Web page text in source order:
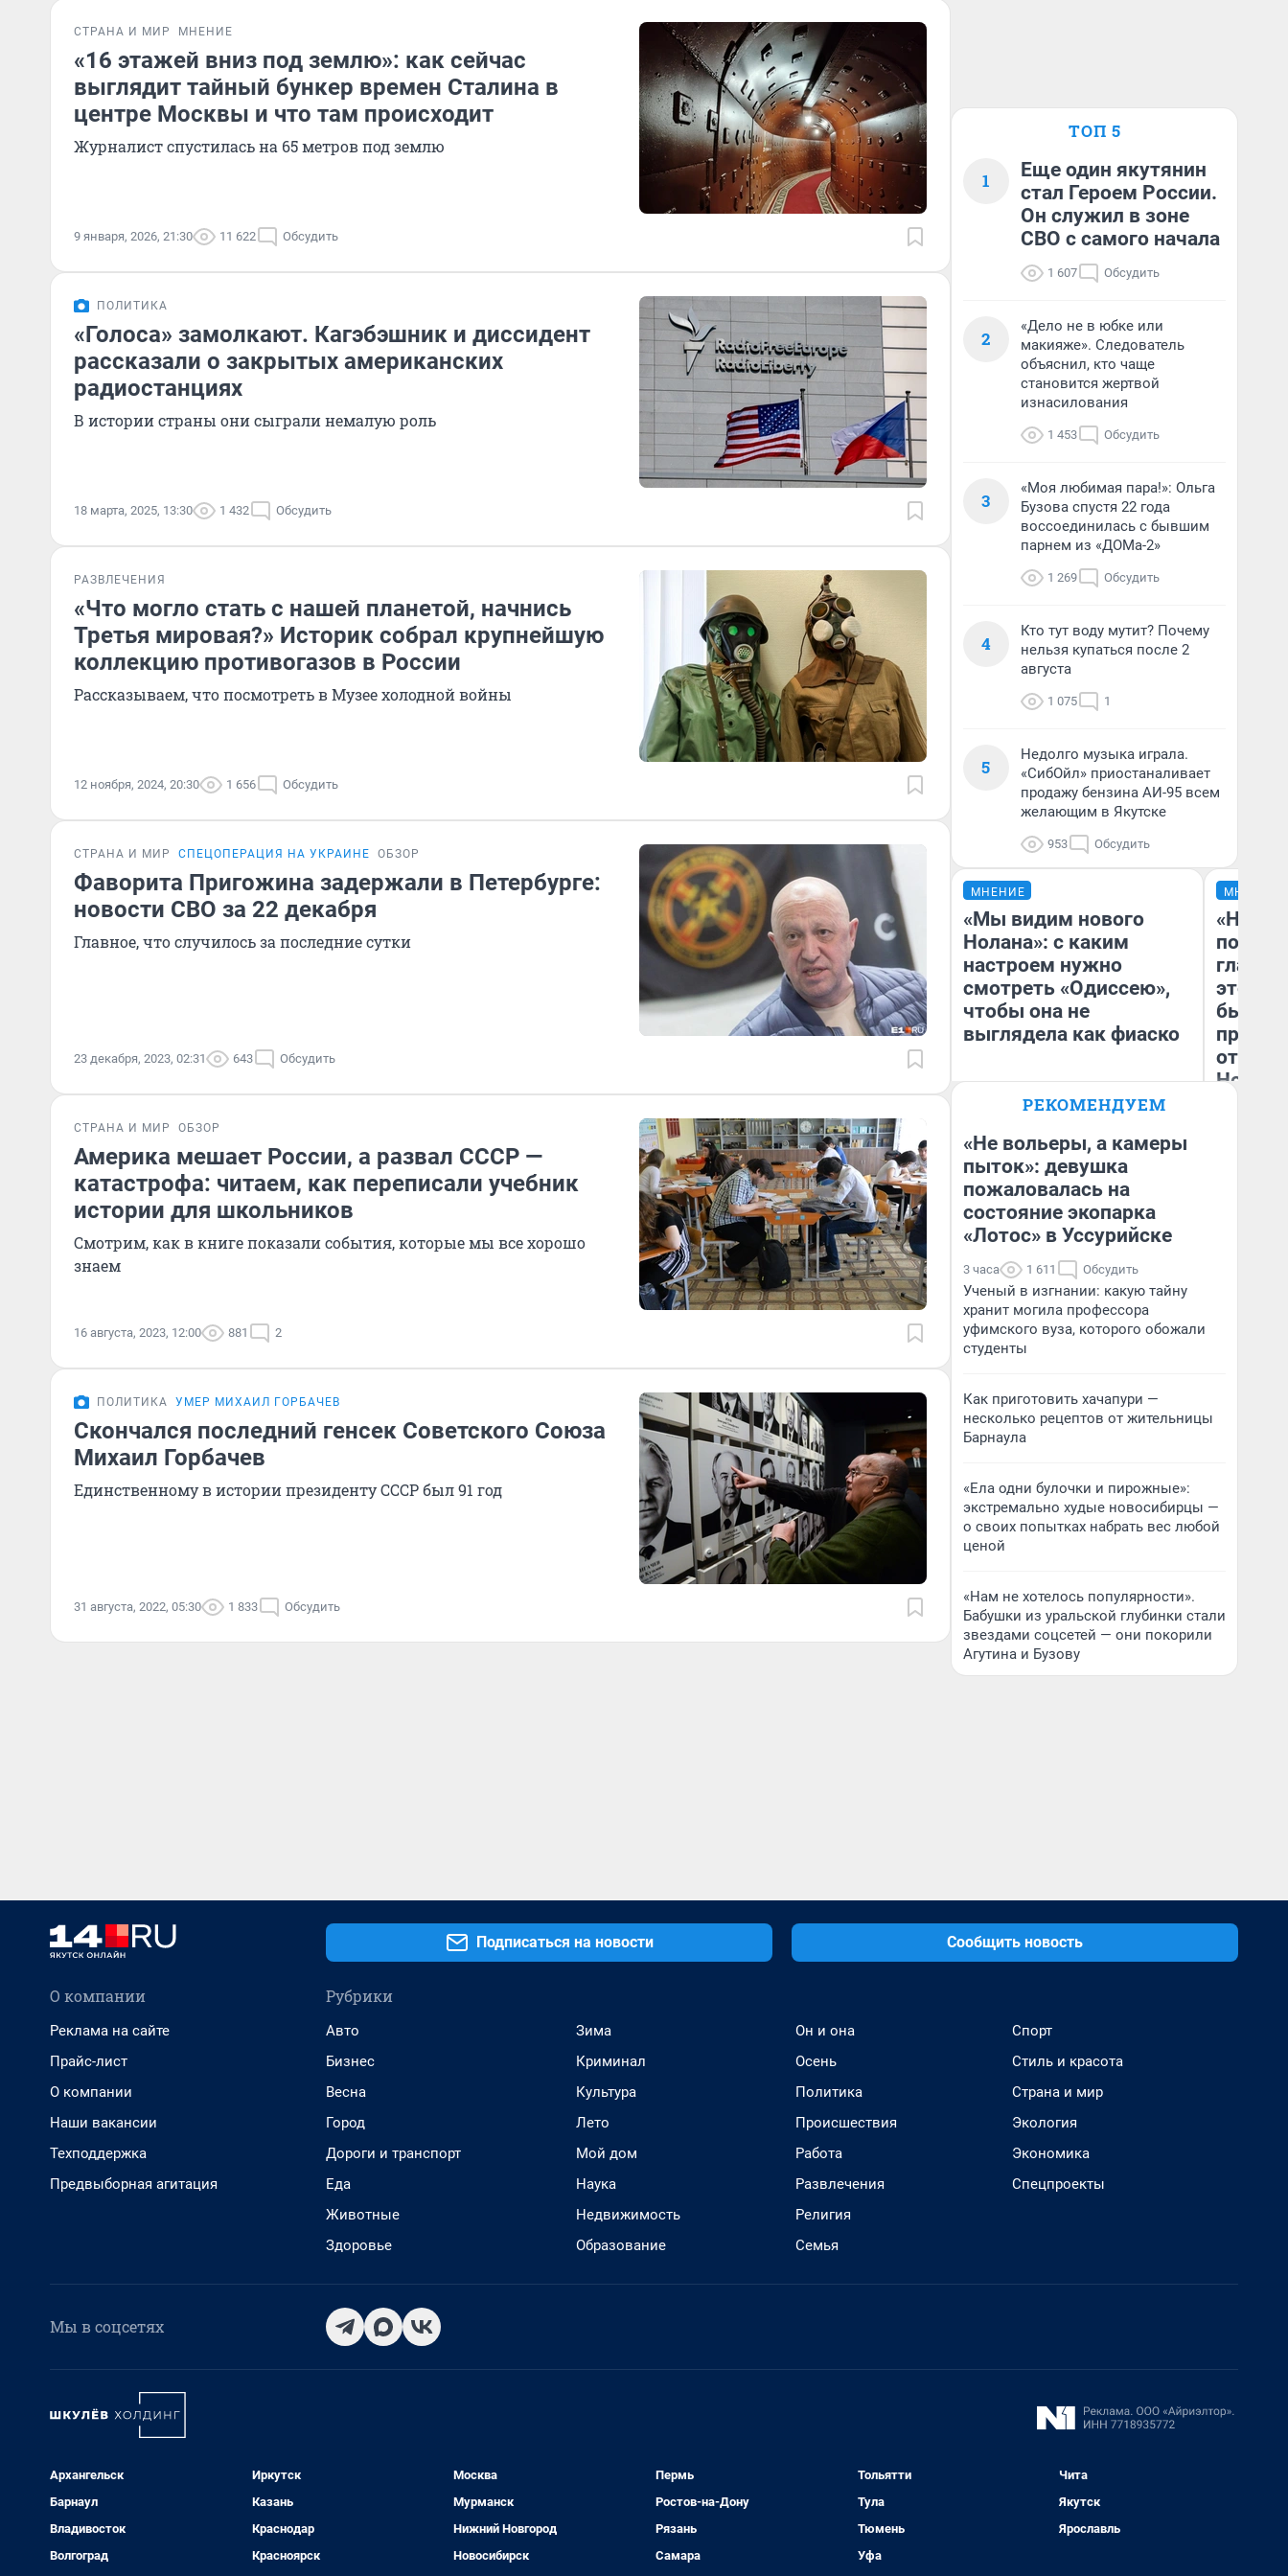
СТРАНА И МИР МНЕНИЕ
«16 этажей вниз под землю»: как сейчас
выглядит тайный бункер времен Сталина в
центре Москвы и что там происходит
Журналист спустилась на 65 метров под землю
9 января, 2026, 21:30 11 622 Обсудить
ПОЛИТИКА
«Голоса» замолкают. Кагэбэшник и диссидент
рассказали о закрытых американских
радиостанциях
В истории страны они сыграли немалую роль
18 марта, 2025, 13:30 1 432 Обсудить
РАЗВЛЕЧЕНИЯ
«Что могло стать с нашей планетой, начнись
Третья мировая?» Историк собрал крупнейшую
коллекцию противогазов в России
Рассказываем, что посмотреть в Музее холодной войны
12 ноября, 2024, 20:30 1 656 Обсудить
СТРАНА И МИР СПЕЦОПЕРАЦИЯ НА УКРАИНЕ ОБЗОР
Фаворита Пригожина задержали в Петербурге:
новости СВО за 22 декабря
Главное, что случилось за последние сутки
23 декабря, 2023, 02:31 643 Обсудить
СТРАНА И МИР ОБЗОР
Америка мешает России, а развал СССР —
катастрофа: читаем, как переписали учебник
истории для школьников
Смотрим, как в книге показали события, которые мы все хорошо
знаем
16 августа, 2023, 12:00 881 2
ПОЛИТИКА УМЕР МИХАИЛ ГОРБАЧЕВ
Скончался последний генсек Советского Союза
Михаил Горбачев
Единственному в истории президенту СССР был 91 год
31 августа, 2022, 05:30 1 833 Обсудить
ТОП 5
1
Еще один якутянин
стал Героем России.
Он служил в зоне
СВО с самого начала
1 607 Обсудить
2
«Дело не в юбке или
макияже». Следователь
объяснил, кто чаще
становится жертвой
изнасилования
1 453 Обсудить
3
«Моя любимая пара!»: Ольга
Бузова спустя 22 года
воссоединилась с бывшим
парнем из «ДОМа-2»
1 269 Обсудить
4
Кто тут воду мутит? Почему
нельзя купаться после 2
августа
1 075 1
5
Недолго музыка играла.
«СибОйл» приостаналивает
продажу бензина АИ-95 всем
желающим в Якутске
953 Обсудить
МНЕНИЕ
«Мы видим нового
Нолана»: с каким
настроем нужно
смотреть «Одиссею»,
чтобы она не
выглядела как фиаско
Надежда Губарь
МНЕНИЕ
этого
бьет
отзыв
Нолана
РЕКОМЕНДУЕМ
«Не вольеры, а камеры
пыток»: девушка
пожаловалась на
состояние экопарка
«Лотос» в Уссурийске
3 часа 1 611 Обсудить
Ученый в изгнании: какую тайну
хранит могила профессора
уфимского вуза, которого обожали
студенты
Как приготовить хачапури —
несколько рецептов от жительницы
Барнаула
«Ела одни булочки и пирожные»:
экстремально худые новосибирцы —
о своих попытках набрать вес любой
ценой
«Нам не хотелось популярности».
Бабушки из уральской глубинки стали
звездами соцсетей — они покорили
Агутина и Бузову
Подписаться на новости Сообщить новость
О компании
Реклама на сайте
Прайс-лист
О компании
Наши вакансии
Техподдержка
Предвыборная агитация
Рубрики
Авто
Бизнес
Весна
Город
Дороги и транспорт
Еда
Животные
Здоровье
Зима
Криминал
Культура
Лето
Мой дом
Наука
Недвижимость
Образование
Он и она
Осень
Политика
Происшествия
Работа
Развлечения
Религия
Семья
Спорт
Стиль и красота
Страна и мир
Экология
Экономика
Спецпроекты
Мы в соцсетях
Архангельск
Барнаул
Владивосток
Волгоград
Иркутск
Казань
Краснодар
Красноярск
Москва
Мурманск
Нижний Новгород
Новосибирск
Пермь
Ростов-на-Дону
Рязань
Самара
Тольятти
Тула
Тюмень
Уфа
Чита
Якутск
Ярославль